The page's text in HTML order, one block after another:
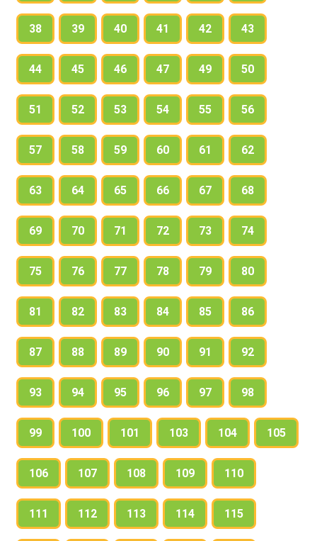
38 39 40 41 42 43
44 45 46 47 49 50
51 52 53 54 55 56
57 58 59 60 61 62
63 64 65 66 67 68
69 70 71 72 73 74
75 76 77 78 79 80
81 82 83 84 85 86
87 88 89 90 91 92
93 94 95 96 97 98
99 100 101 103 104 105
106 107 108 109 110
111 112 113 114 115